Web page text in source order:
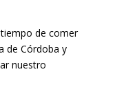
de comer
de Córdoba y
nuestro